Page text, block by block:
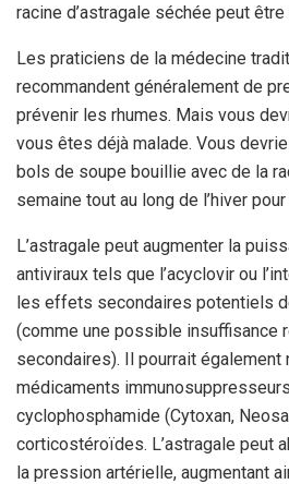
racine d’astragale séchée peut
Les praticiens de la médecine
recommandent généralement de
prévenir les rhumes. Mais vous
vous êtes déjà malade. Vous
bols de soupe bouillie avec de la
semaine tout au long de l’hiver
L’astragale peut augmenter la
antiviraux tels que l’acyclovir ou
les effets secondaires potentiels
(comme une possible insuffisance
secondaires). Il pourrait également
médicaments
cyclophosphamide (Cytoxan,
corticostéroïdes. L’astragale peut
la pression artérielle, augmentant